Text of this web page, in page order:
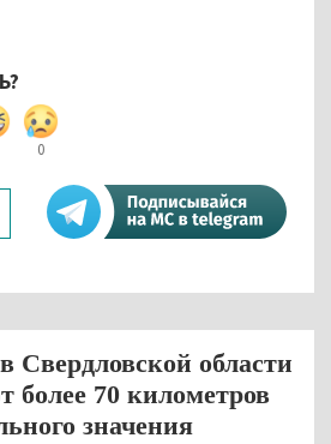
0
Свердловской области
более 70 километров
значения